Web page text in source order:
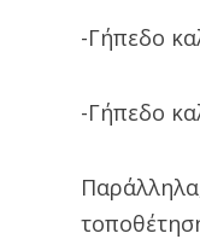
-Γήπεδο
-Γήπεδο